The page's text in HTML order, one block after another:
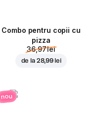
Combo pentru copii cu
pizza
36,97 lei
de la 28,99 lei
nou